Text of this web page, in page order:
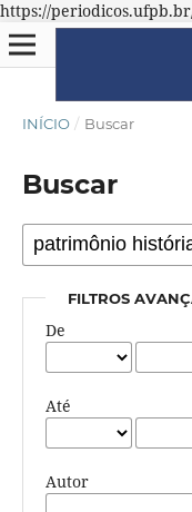
https://
INÍCIO / Buscar
Buscar
FILTROS
De
Até
Autor